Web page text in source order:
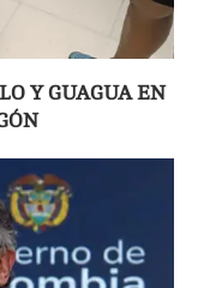
Y GUAGUA EN